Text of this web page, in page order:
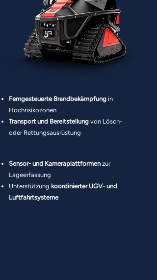
Ferngesteuerte Brandbekämpfung in
Hochrisikozonen
Transport und Bereitstellung von Lösch-
oder Rettungsausrüstung
Sensor- und Kameraplattformen zur
Lageerfassung
Unterstützung koordinierter UGV- und
Luftfahrtsysteme